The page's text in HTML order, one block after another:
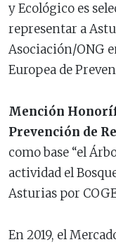
y Ecológico es
representar a
Asociación/ONG
Europea de
Mención
Prevención de
como base “el
actividad el
Asturias por
En 2019, el